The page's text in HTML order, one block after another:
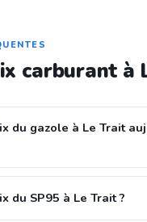
carburant à
du gazole à Le Trait
du SP95 à Le Trait ?